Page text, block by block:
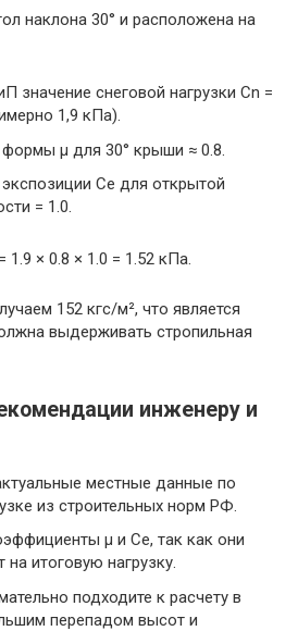
наклона 30° и расположена на
значение снеговой нагрузки Сn =
1,9 кПа).
μ для 30° крыши ≈ 0.8.
Ce для открытой
= 1.0.
1.9 × 0.8 × 1.0 = 1.52 кПа.
152 кгс/м², что является
выдерживать стропильная
инженеру и
местные данные по
из строительных норм РФ.
μ и Ce, так как они
итоговую нагрузку.
подходите к расчету в
перепадом высот и